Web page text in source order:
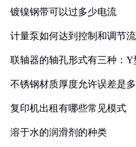
镀镍钢带可以过多少电流
计量泵如何达到控制和调节
联轴器的轴孔形式有三种：Y
不锈钢材质厚度允许误差是
复印机出租有哪些常见模式
溶于水的润滑剂的种类